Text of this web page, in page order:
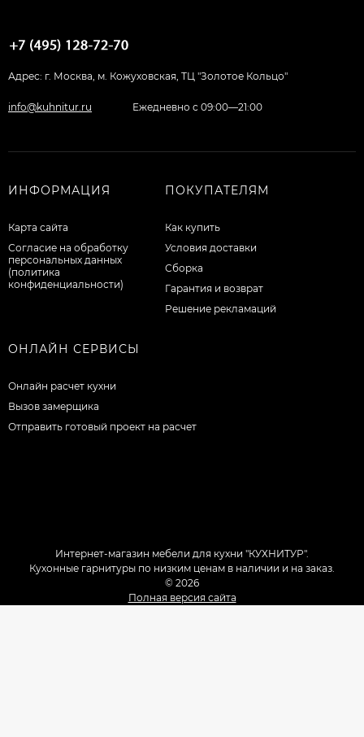
Адрес: г. Москва, м. Кожуховская, ТЦ "Золотое Кольцо"
info@kuhnitur.ru Ежедневно с 09:00—21:00
ИНФОРМАЦИЯ
Карта сайта
Согласие на обработку
персональных данных
(политика
конфиденциальности)
ПОКУПАТЕЛЯМ
Как купить
Условия доставки
Сборка
Гарантия и возврат
Решение рекламаций
ОНЛАЙН СЕРВИСЫ
Онлайн расчет кухни
Вызов замерщика
Отправить готовый проект на расчет
Интернет-магазин мебели для кухни "КУХНИТУР".
Кухонные гарнитуры по низким ценам в наличии и на заказ.
© 2026
Полная версия сайта